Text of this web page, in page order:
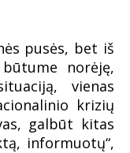
pusės, bet iš
norėję,
vienas
krizių
galbūt kitas
informuotų“,